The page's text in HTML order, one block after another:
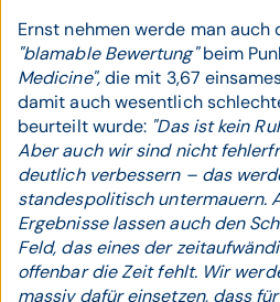
Ernst nehmen werde man auch
"blamable Bewertung"beim
Medicine",die mit 3,67
damit auch wesentlich
beurteilt wurde: "Das ist kein
Aber auch wir sind nicht
deutlich verbessern – das
standespolitisch untermauern.
Ergebnisse lassen auch den
Feld, das eines der
offenbar die Zeit fehlt. Wir
massiv dafür einsetzen, dass